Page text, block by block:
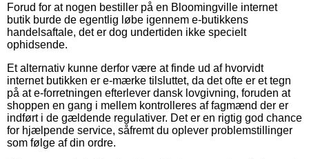
Forud for at nogen bestiller på en Bloomingville internet
butik burde de egentlig løbe igennem e-butikkens
handelsaftale, det er dog undertiden ikke specielt
ophidsende.
Et alternativ kunne derfor være at finde ud af hvorvidt
internet butikken er e-mærke tilsluttet, da det ofte er et tegn
på at e-forretningen efterlever dansk lovgivning, foruden at
shoppen en gang i mellem kontrolleres af fagmænd der er
indført i de gældende regulativer. Det er en rigtig god chance
for hjælpende service, såfremt du oplever problemstillinger
som følge af din ordre.